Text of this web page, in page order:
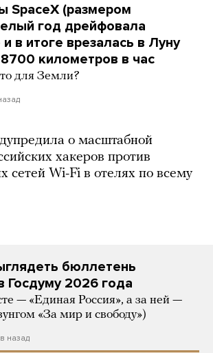
SpaceX (размером
год дрейфовала
в итоге врезалась в Луну
километров в час
для Земли?
о масштабной
хакеров против
сетей Wi-Fi в отелях по всему
бюллетень
Госдуму 2026 года
— «Единая Россия», а за ней —
«За мир и свободу»)
назад